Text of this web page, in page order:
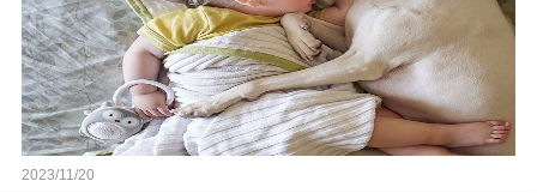
2023/11/20